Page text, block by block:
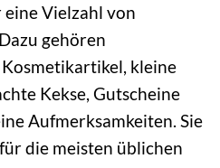
Vielzahl von
gehören
, Kosmetikartikel, kleine
Kekse, Gutscheine
Aufmerksamkeiten. Sie
die meisten üblichen